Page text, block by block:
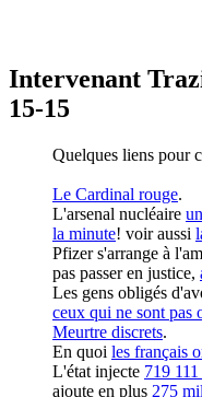
Intervenant
15-15
Quelques liens pour
Le Cardinal rouge.
L'arsenal nucléaire
la minute! voir aussi
Pfizer s'arrange à
pas passer en justice,
Les gens obligés
ceux qui ne sont pas
Meurtre discrets.
En quoi les français
L'état injecte 719
ajoute en plus 275